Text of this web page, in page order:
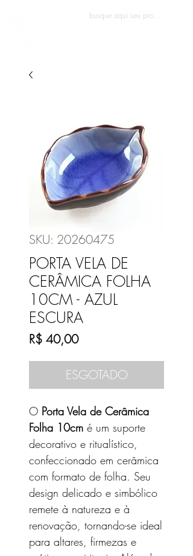
SKU: 20260475
PORTA VELA DE
CERÂMICA FOLHA
10CM - AZUL
ESCURA
R$ 40,00Preço
ESGOTADO
O Porta Vela de Cerâmica
Folha 10cm é um suporte
decorativo e ritualístico,
confeccionado em cerâmica
com formato de folha. Seu
design delicado e simbólico
remete à natureza e à
renovação, tornando-se ideal
para altares, firmezas e